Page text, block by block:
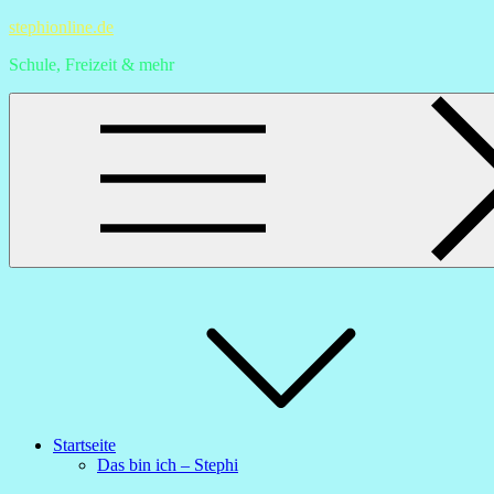
Skip
content
stephionline.de
Schule, Freizeit & mehr
Startseite
Das bin ich – Stephi